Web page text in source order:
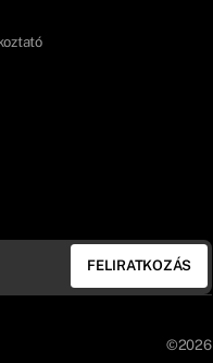
FELIRATKOZÁS
©2026